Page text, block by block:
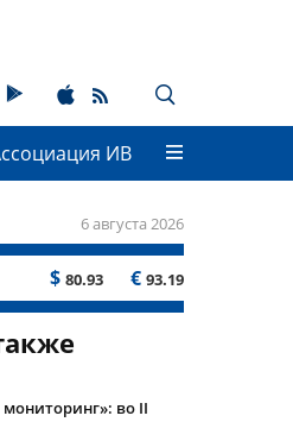
ИВ
6 августа 2026
$ 80.93 € 93.19
во II